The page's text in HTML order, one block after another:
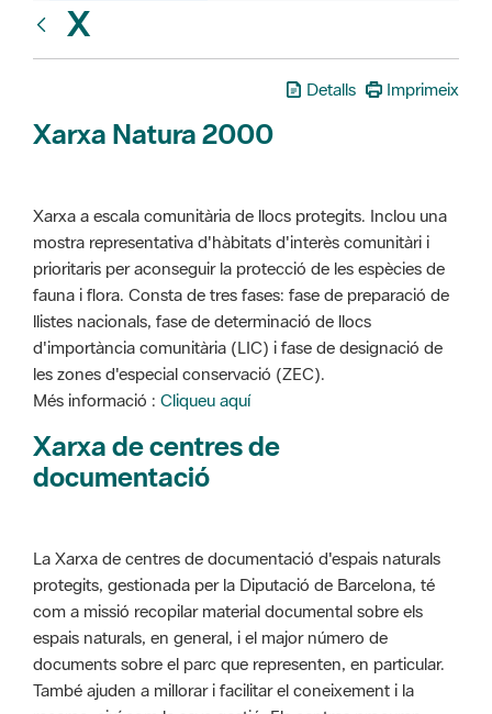
X
Detalls Imprimeix
Xarxa Natura 2000
Xarxa a escala comunitària de llocs protegits. Inclou una
mostra representativa d'hàbitats d'interès comunitàri i
prioritaris per aconseguir la protecció de les espècies de
fauna i flora. Consta de tres fases: fase de preparació de
llistes nacionals, fase de determinació de llocs
d'importància comunitària (LIC) i fase de designació de
les zones d'especial conservació (ZEC).
Més informació : Cliqueu aquí
Xarxa de centres de
documentació
La Xarxa de centres de documentació d'espais naturals
protegits, gestionada per la Diputació de Barcelona, té
com a missió recopilar material documental sobre els
espais naturals, en general, i el major número de
documents sobre el parc que representen, en particular.
També ajuden a millorar i facilitar el coneixement i la